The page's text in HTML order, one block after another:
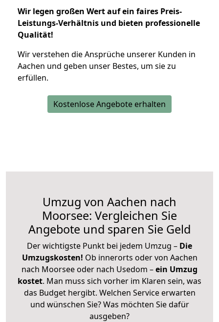
Wir legen großen Wert auf ein faires Preis-
Leistungs-Verhältnis und bieten professionelle
Qualität!
Wir verstehen die Ansprüche unserer Kunden in
Aachen und geben unser Bestes, um sie zu
erfüllen.
Kostenlose Angebote erhalten
Umzug von Aachen nach
Moorsee: Vergleichen Sie
Angebote und sparen Sie Geld
Der wichtigste Punkt bei jedem Umzug – Die
Umzugskosten! Ob innerorts oder von Aachen
nach Moorsee oder nach Usedom –ein Umzug
kostet. Man muss sich vorher im Klaren sein, was
das Budget hergibt. Welchen Service erwarten
und wünschen Sie? Was möchten Sie dafür
ausgeben?